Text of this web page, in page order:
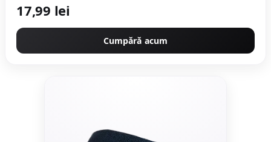
17,99 lei
Cumpără acum